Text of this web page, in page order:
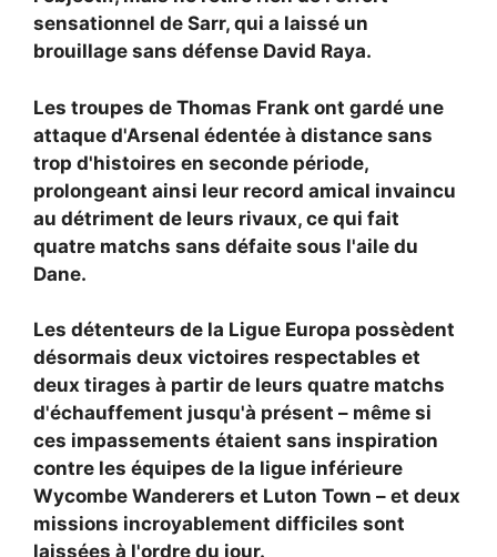
sensationnel de Sarr, qui a laissé un
brouillage sans défense David Raya.
Les troupes de Thomas Frank ont gardé une
attaque d'Arsenal édentée à distance sans
trop d'histoires en seconde période,
prolongeant ainsi leur record amical invaincu
au détriment de leurs rivaux, ce qui fait
quatre matchs sans défaite sous l'aile du
Dane.
Les détenteurs de la Ligue Europa possèdent
désormais deux victoires respectables et
deux tirages à partir de leurs quatre matchs
d'échauffement jusqu'à présent – même si
ces impassements étaient sans inspiration
contre les équipes de la ligue inférieure
Wycombe Wanderers et Luton Town – et deux
missions incroyablement difficiles sont
laissées à l'ordre du jour.